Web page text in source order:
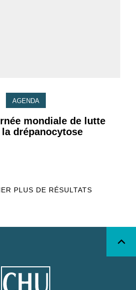
AGENDA
mondiale de lutte
drépanocytose
PLUS DE RÉSULTATS